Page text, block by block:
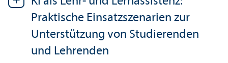
Praktische Einsatzszenarien zur
Unter­stützung von Studierenden
und Lehr­enden